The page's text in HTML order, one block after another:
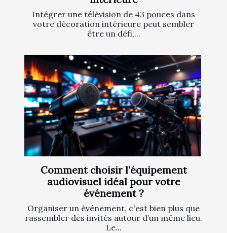
Intégrer une télévision de 43 pouces dans
votre décoration intérieure peut sembler
être un défi,...
Comment choisir l'équipement
audiovisuel idéal pour votre
événement ?
Organiser un événement, c'est bien plus que
rassembler des invités autour d’un même lieu.
Le...